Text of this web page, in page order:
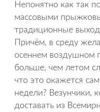
Непонятно как так
массовыми
традиционные
Причём, в среду
осеннем воздушном
больше, чем летом
что это окажется
недели? Везунчики,
доставать из